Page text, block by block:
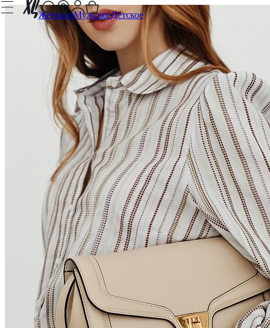
ЖенскоеМужскоеДетское